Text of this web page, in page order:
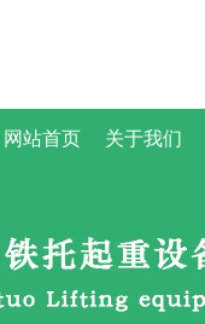
网站首页 关于我们